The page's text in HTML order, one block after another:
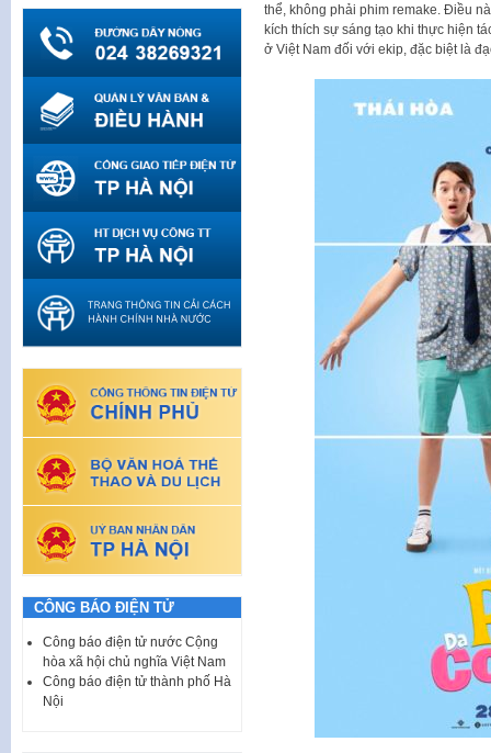
thể, không phải phim remake. Điều
kích thích sự sáng tạo khi thực hiện
ở Việt Nam đối với ekip, đặc biệt là
CÔNG BÁO ĐIỆN TỬ
Công báo điện tử nước Cộng
hòa xã hội chủ nghĩa Việt Nam
Công báo điện tử thành phố Hà
Nội